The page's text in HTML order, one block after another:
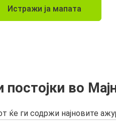
Истражи ја мапата
постојки во
ќе ги содржи најновите